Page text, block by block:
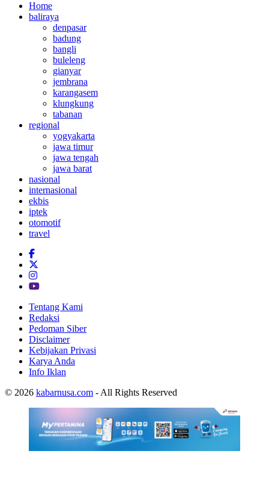
Home
baliraya
denpasar
badung
bangli
buleleng
gianyar
jembrana
karangasem
klungkung
tabanan
regional
yogyakarta
jawa timur
jawa tengah
jawa barat
nasional
internasional
ekbis
iptek
otomotif
travel
Tentang Kami
Redaksi
Pedoman Siber
Disclaimer
Kebijakan Privasi
Karya Anda
Info Iklan
© 2026 kabarnusa.com - All Rights Reserved